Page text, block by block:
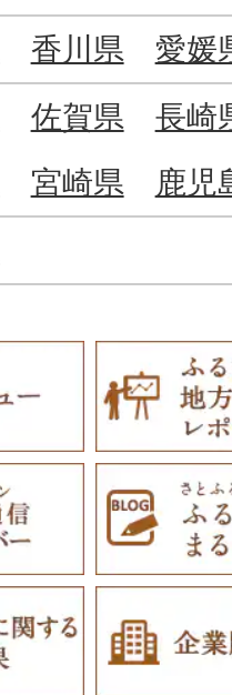
香川県 愛媛
佐賀県
長崎
宮崎県
鹿児